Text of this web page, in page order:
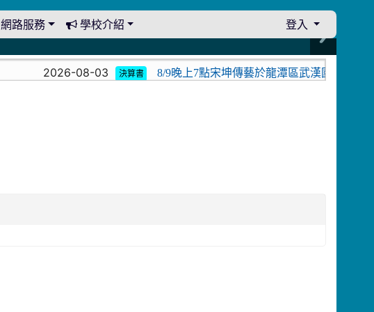
網路服務 學校介紹
登入
2026-08-03 決算書 8/9晚上7點宋坤傳藝於龍潭區武漢國小演出。